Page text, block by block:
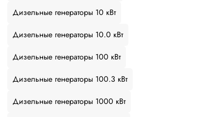
Дизельные генераторы 10 кВт
Дизельные генераторы 10.0 кВт
Дизельные генераторы 100 кВт
Дизельные генераторы 100.3 кВт
Дизельные генераторы 1000 кВт